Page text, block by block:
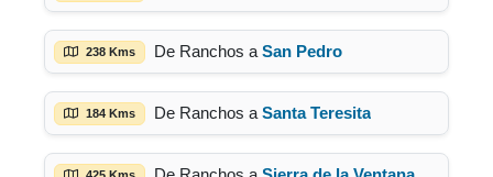
238 Kms De Ranchos a San Pedro
184 Kms De Ranchos a Santa Teresita
425 Kms